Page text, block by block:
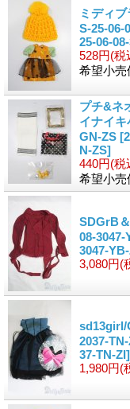
ミディ
S-25-06-
25-06-
528円(税
希望小売
プチ&ネ
イナイ
GN-ZS
N-ZS]
440円(税
希望小売
SDGrB
08-3047-
3047-
3,080円(
sd13girl/
2037-
37-TN-ZI]
1,980円(